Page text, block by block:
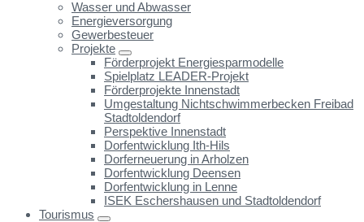
Wasser und Abwasser
Energieversorgung
Gewerbesteuer
Projekte
Förderprojekt Energiesparmodelle
Spielplatz LEADER-Projekt
Förderprojekte Innenstadt
Umgestaltung Nichtschwimmerbecken Freibad
Stadtoldendorf
Perspektive Innenstadt
Dorfentwicklung Ith-Hils
Dorferneuerung in Arholzen
Dorfentwicklung Deensen
Dorfentwicklung in Lenne
ISEK Eschershausen und Stadtoldendorf
Tourismus